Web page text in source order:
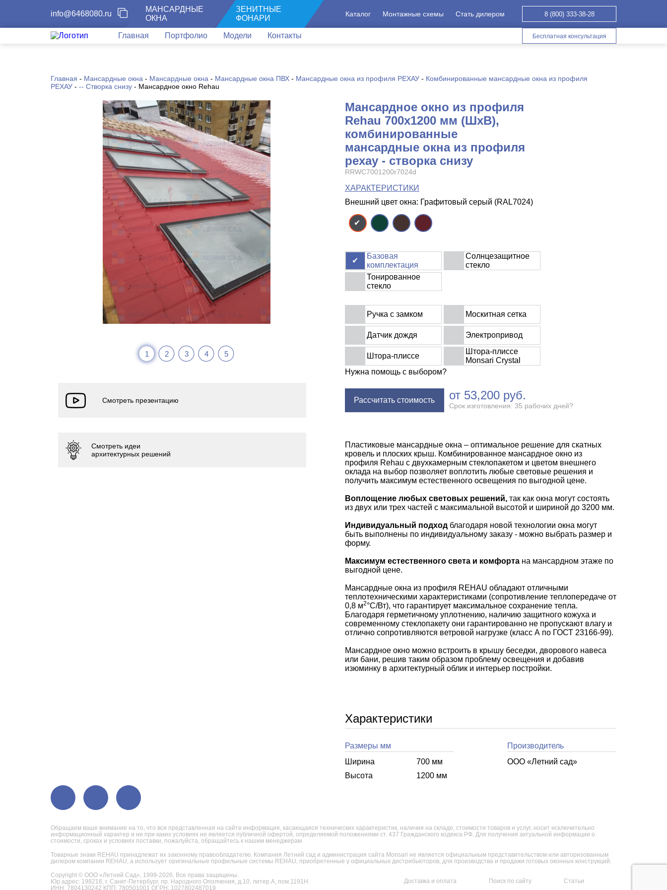
info@6468080.ru
МАНСАРДНЫЕ
ОКНА
ЗЕНИТНЫЕ
ФОНАРИ
Каталог Монтажные схемы Стать дилером 8 (800) 333-38-28
Главная Портфолио Модели Контакты Бесплатная консультация
Главная - Мансардные окна - Мансардные окна - Мансардные окна ПВХ - Мансардные окна из профиля РЕХАУ - Комбинированные мансардные окна из профиля
РЕХАУ - -- Створка снизу - Мансардное окно Rehau
1 2 3 4 5
Мансардное окно из профиля
Rehau 700x1200 мм (ШхВ),
комбинированные
мансардные окна из профиля
рехау - створка снизу
RRWC7001200r7024d
ХАРАКТЕРИСТИКИ
Внешний цвет окна: Графитовый серый (RAL7024)
Базовая
комплектация
Солнцезащитное
стекло
Тонированное
стекло
Ручка с замком Москитная сетка
Датчик дождя Электропривод
Штора-плиссе
Штора-плиссе
Monsari Crystal
Нужна помощь с выбором?
Рассчитать стоимость от 53,200 руб.
Срок изготовления: 35 рабочих дней?
Пластиковые мансардные окна – оптимальное решение для скатных
кровель и плоских крыш. Комбинированное мансардное окно из
профиля Rehau с двухкамерным стеклопакетом и цветом внешнего
оклада на выбор позволяет воплотить любые световые решения и
получить максимум естественного освещения по выгодной цене.
Воплощение любых световых решений,так как окна могут состоять
из двух или трех частей с максимальной высотой и шириной до 3200 мм.
Индивидуальный подходблагодаря новой технологии окна могут
быть выполнены по индивидуальному заказу - можно выбрать размер и
форму.
Максимум естественного света и комфортана мансардном этаже по
выгодной цене.
Мансардные окна из профиля REHAU обладают отличными
теплотехническими характеристиками (сопротивление теплопередаче от
0,8 м2°С/Вт), что гарантирует максимальное сохранение тепла.
Благодаря герметичному уплотнению, наличию защитного кожуха и
современному стеклопакету они гарантированно не пропускают влагу и
отлично сопротивляются ветровой нагрузке (класс А по ГОСТ 23166-99).
Мансардное окно можно встроить в крышу беседки, дворового навеса
или бани, решив таким образом проблему освещения и добавив
изюминку в архитектурный облик и интерьер постройки.
Характеристики
Размеры мм
Ширина
700 мм
Высота
1200 мм
Производитель
ООО «Летний cад»
Обращаем ваше внимание на то, что вся представленная на сайте информация, касающаяся технических характеристик, наличия на складе, стоимости товаров и услуг, носит исключительно
информационный характер и ни при каких условиях не является публичной офертой, определяемой положениями ст. 437 Гражданского кодекса РФ. Для получения актуальной информации о
стоимости, сроках и условиях поставки, пожалуйста, обращайтесь к нашим менеджерам.
Товарные знаки REHAU принадлежат их законному правообладателю. Компания Летний сад и администрация сайта Monsari не является официальным представительством или авторизованным
дилером компании REHAU, а использует оригинальные профильные системы REHAU, приобретенные у официальных дистрибьюторов, для производства и продажи готовых оконных конструкций.
Copyright © ООО «Летний Сад», 1999-2026, Все права защищены.
Юр.адрес: 198216, г. Санкт-Петербург, пр. Народного Ополчения, д.10, литер.А, пом.1191Н.
ИНН: 7804130242 КПП: 780501001 ОГРН: 1027802487019
Доставка и оплата Поиск по сайту Статьи